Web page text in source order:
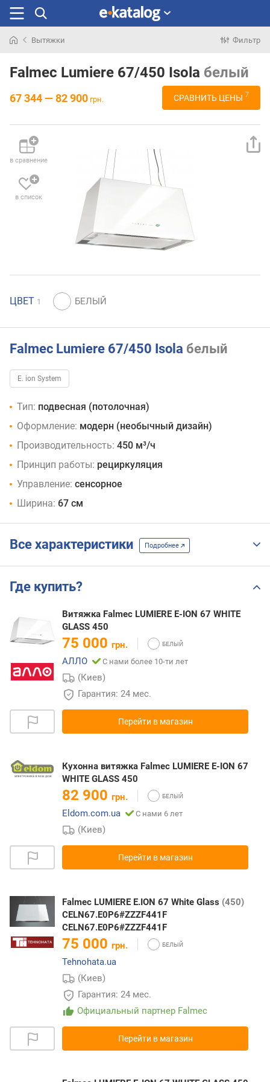
раньше
Вытяжки Фильтр
Falmec Lumiere 67/450 Isola белый
67 344 — 82 900 грн. СРАВНИТЬ ЦЕНЫ 7
в сравнение
в список
ЦВЕТ 1
Falmec Lumiere 67/450 Isola белый
E. ion System
Тип: подвесная (потолочная)
Оформление: модерн (необычный дизайн)
Производительность: 450 м³/ч
Принцип работы: рециркуляция
Управление: сенсорное
Ширина: 67 см
Все характеристики Подробнее
Где купить?
Витяжка Falmec LUMIERE E-ION 67 WHITE
GLASS 450
75 000 грн.
АЛЛО
С нами более 10-ти лет
(Киев)
Гарантия: 24 мес.
Перейти в магазин
Кухонна витяжка Falmec LUMIERE E-ION 67
WHITE GLASS 450
82 900 грн.
Eldom.com.ua
С нами 6 лет
(Киев)
Перейти в магазин
Falmec LUMIERE E.ION 67 White Glass (450)
CELN67.E0P6#ZZZF441F
CELN67.E0P6#ZZZF441F
75 000 грн.
Tehnohata.ua
(Киев)
Гарантия: 24 мес.
Официальный партнер Falmec
Перейти в магазин